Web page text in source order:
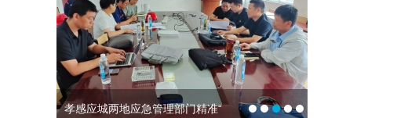
湖北应城公安通报一起故意伤害案